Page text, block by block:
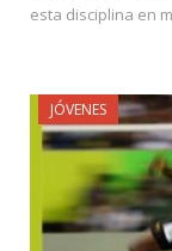
esta disciplina en
JÓVENES